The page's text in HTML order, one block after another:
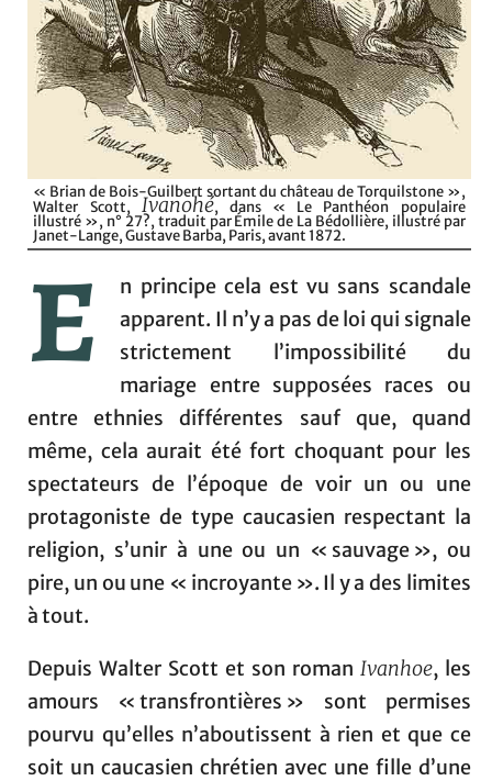
« Brian de Bois-Guilbert sortant du château de Torquilstone »,
Walter Scott, Ivanohé, dans « Le Panthéon populaire
illustré », n° 27?, traduit par Émile de La Bédollière, illustré par
Janet-Lange, Gustave Barba, Paris, avant 1872.
E
n principe cela est vu sans scandale
apparent. Il n’y a pas de loi qui signale
strictement l’impossibilité du
mariage entre supposées races ou
entre ethnies différentes sauf que, quand
même, cela aurait été fort choquant pour les
spectateurs de l’époque de voir un ou une
protagoniste de type caucasien respectant la
religion, s’unir à une ou un « sauvage », ou
pire, un ou une « incroyante ». Il y a des limites
à tout.
Depuis Walter Scott et son roman Ivanhoe, les
amours « transfrontières » sont permises
pourvu qu’elles n’aboutissent à rien et que ce
soit un caucasien chrétien avec une fille d’une